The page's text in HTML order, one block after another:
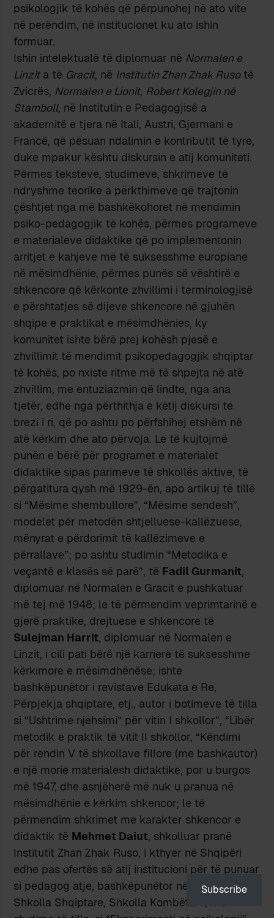
psikologjik të kohës që përpunohej në ato vite
në perëndim, në institucionet ku ato ishin
formuar.
Ishin intelektualë të diplomuar në Normalen e
Linzita të Gracit, në Institutin Zhan Zhak Rusotë
Zvicrës, Normalen e Lionit, Robert Kolegjin në
Stamboll, në Institutin e Pedagogjisë a
akademitë e tjera në Itali, Austri, Gjermani e
Francë, që pësuan ndalimin e kontributit të tyre,
duke mpakur kështu diskursin e atij komuniteti.
Përmes teksteve, studimeve, shkrimeve të
ndryshme teorike a përkthimeve që trajtonin
çështjet nga më bashkëkohoret në mendimin
psiko-pedagogjik të kohës, përmes programeve
e materialeve didaktike që po implementonin
arritjet e kahjeve më të suksesshme europiane
në mësimdhënie, përmes punës së vështirë e
shkencore që kërkonte zhvillimi i terminologjisë
e përshtatjes së dijeve shkencore në gjuhën
shqipe e praktikat e mësimdhënies, ky
komunitet ishte bërë prej kohësh pjesë e
zhvillimit të mendimit psikopedagogjik shqiptar
të kohës, po nxiste ritme më të shpejta në atë
zhvillim, me entuziazmin që lindte, nga ana
tjetër, edhe nga përthithja e këtij diskursi te
brezi i ri, që po ashtu po përfshihej etshëm në
atë kërkim dhe ato përvoja. Le të kujtojmë
punën e bërë për programet e materialet
didaktike sipas parimeve të shkollës aktive, të
përgatitura qysh më 1929-ën, apo artikuj të tillë
si “Mësime shembullore”, “Mësime sendesh”,
modelet për metodën shtjelluese-kallëzuese,
mënyrat e përdorimit të kallëzimeve e
përrallave”; po ashtu studimin “Metodika e
veçantë e klasës së parë”, të Fadil Gurmanit,
diplomuar në Normalen e Gracit e pushkatuar
më tej më 1948; le të përmendim veprimtarinë e
gjerë praktike, drejtuese e shkencore të
Sulejman Harrit, diplomuar në Normalen e
Linzit, i cili pati bërë një karrierë të suksesshme
kërkimore e mësimdhënëse; ishte
bashkëpunëtor i revistave Edukata e Re,
Përpjekja shqiptare, etj., autor i botimeve të tilla
si “Ushtrime njehsimi” për vitin I shkollor”, “Libër
metodik e praktik të vitit II shkollor, “Këndimi
për rendin V të shkollave fillore (me bashkautor)
e një morie materialesh didaktike, por u burgos
më 1947, dhe asnjëherë më nuk u pranua në
mësimdhënie e kërkim shkencor; le të
përmendim shkrimet me karakter shkencor e
didaktik të Mehmet Daiut, shkolluar pranë
Institutit Zhan Zhak Ruso, i kthyer në Shqipëri
edhe pas ofertës së atij institucioni për të punuar
si pedagog atje, bashkëpunëtor në revistat
Shkolla Shqiptare, Shkolla Kombëtare, me
Subscribe